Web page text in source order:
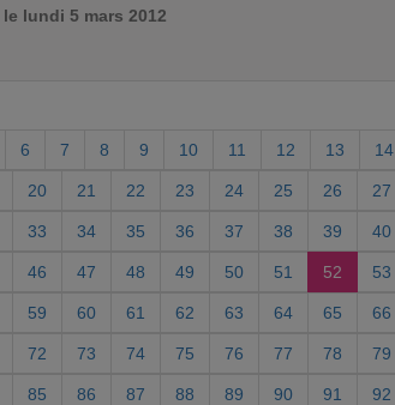
le lundi 5 mars 2012
6 7 8 9 10 11 12 13 14
20 21 22 23 24 25 26 27
33 34 35 36 37 38 39 40
46 47 48 49 50 51 52 53
59 60 61 62 63 64 65 66
72 73 74 75 76 77 78 79
85 86 87 88 89 90 91 92